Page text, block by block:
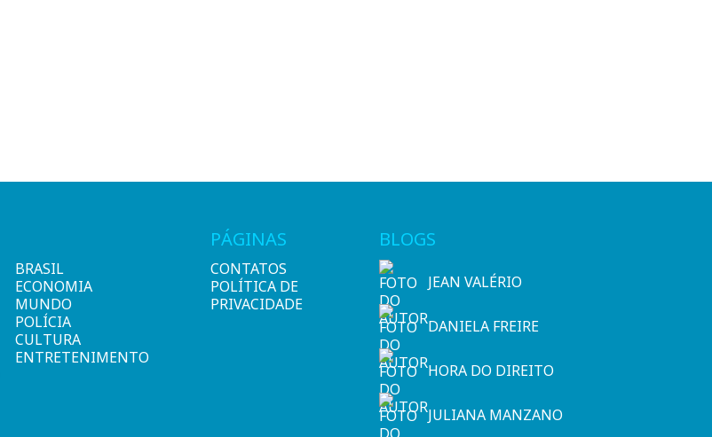
BRASIL
ECONOMIA
MUNDO
POLÍCIA
CULTURA
ENTRETENIMENTO
PÁGINAS
CONTATOS
POLÍTICA DE
PRIVACIDADE
BLOGS
JEAN VALÉRIO
DANIELA FREIRE
HORA DO DIREITO
JULIANA MANZANO